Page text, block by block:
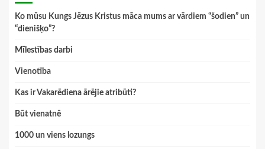
Ko mūsu Kungs Jēzus Kristus māca mums ar vārdiem “šodien” un
“dienišķo”?
Mīlestības darbi
Vienotība
Kas ir Vakarēdiena ārējie atribūti?
Būt vienatnē
1000 un viens lozungs